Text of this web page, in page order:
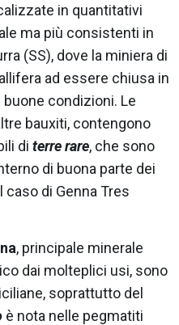
in quantitativi
ma più consistenti in
(SS), dove la miniera di
ad essere chiusa in
buone condizioni. Le
bauxiti, contengono
di terre rare, che sono
di buona parte dei
di Genna Tres
, principale minerale
dai molteplici usi, sono
soprattutto del
è nota nelle pegmatiti